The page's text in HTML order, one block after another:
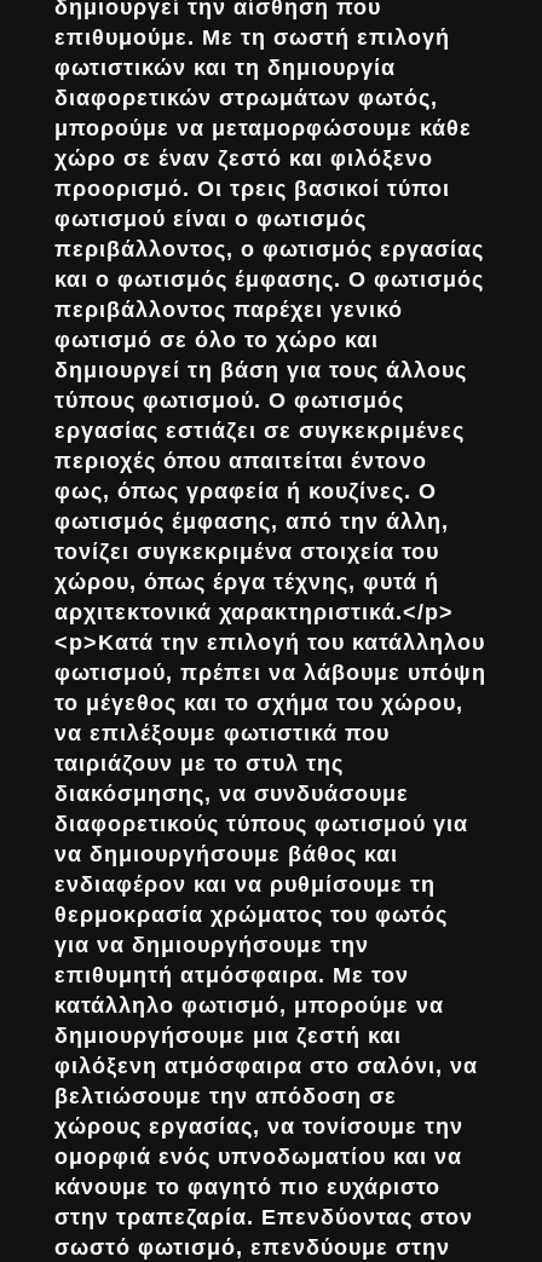
δημιουργεί την αίσθηση που
επιθυμούμε. Με τη σωστή επιλογή
φωτιστικών και τη δημιουργία
διαφορετικών στρωμάτων φωτός,
μπορούμε να μεταμορφώσουμε κάθε
χώρο σε έναν ζεστό και φιλόξενο
προορισμό. Οι τρεις βασικοί τύποι
φωτισμού είναι ο φωτισμός
περιβάλλοντος, ο φωτισμός εργασίας
και ο φωτισμός έμφασης. Ο φωτισμός
περιβάλλοντος παρέχει γενικό
φωτισμό σε όλο το χώρο και
δημιουργεί τη βάση για τους άλλους
τύπους φωτισμού. Ο φωτισμός
εργασίας εστιάζει σε συγκεκριμένες
περιοχές όπου απαιτείται έντονο
φως, όπως γραφεία ή κουζίνες. Ο
φωτισμός έμφασης, από την άλλη,
τονίζει συγκεκριμένα στοιχεία του
χώρου, όπως έργα τέχνης, φυτά ή
αρχιτεκτονικά χαρακτηριστικά.</p>
<p>Κατά την επιλογή του κατάλληλου
φωτισμού, πρέπει να λάβουμε υπόψη
το μέγεθος και το σχήμα του χώρου,
να επιλέξουμε φωτιστικά που
ταιριάζουν με το στυλ της
διακόσμησης, να συνδυάσουμε
διαφορετικούς τύπους φωτισμού για
να δημιουργήσουμε βάθος και
ενδιαφέρον και να ρυθμίσουμε τη
θερμοκρασία χρώματος του φωτός
για να δημιουργήσουμε την
επιθυμητή ατμόσφαιρα. Με τον
κατάλληλο φωτισμό, μπορούμε να
δημιουργήσουμε μια ζεστή και
φιλόξενη ατμόσφαιρα στο σαλόνι, να
βελτιώσουμε την απόδοση σε
χώρους εργασίας, να τονίσουμε την
ομορφιά ενός υπνοδωματίου και να
κάνουμε το φαγητό πιο ευχάριστο
στην τραπεζαρία. Επενδύοντας στον
σωστό φωτισμό, επενδύουμε στην